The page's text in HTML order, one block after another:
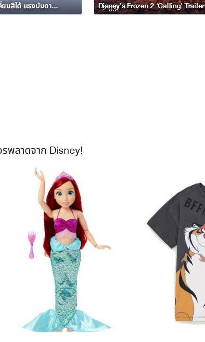
นี่แหละที่เราต้องการ เพ้นท์เล็บแบบเปลี่ยนสีได้ แรงบันดาลใจจาก DISNEY’S FROZEN 2 2:03
Disney's Frozen 2 'Calling' Trailer
พลาดจาก Disney!